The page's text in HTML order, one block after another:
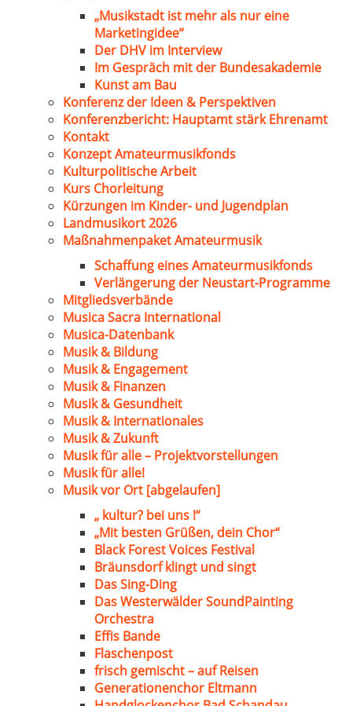
„Musikstadt ist mehr als nur eine
Marketingidee“
Der DHV im Interview
Im Gespräch mit der Bundesakademie
Kunst am Bau
Konferenz der Ideen & Perspektiven
Konferenzbericht: Hauptamt stärk Ehrenamt
Kontakt
Konzept Amateurmusikfonds
Kulturpolitische Arbeit
Kurs Chorleitung
Kürzungen im Kinder- und Jugendplan
Landmusikort 2026
Maßnahmenpaket Amateurmusik
Schaffung eines Amateurmusikfonds
Verlängerung der Neustart-Programme
Mitgliedsverbände
Musica Sacra International
Musica-Datenbank
Musik & Bildung
Musik & Engagement
Musik & Finanzen
Musik & Gesundheit
Musik & Internationales
Musik & Zukunft
Musik für alle – Projektvorstellungen
Musik für alle!
Musik vor Ort [abgelaufen]
„ kultur? bei uns !“
„Mit besten Grüßen, dein Chor“
Black Forest Voices Festival
Bräunsdorf klingt und singt
Das Sing-Ding
Das Westerwälder SoundPainting
Orchestra
Effis Bande
Flaschenpost
frisch gemischt – auf Reisen
Generationenchor Eltmann